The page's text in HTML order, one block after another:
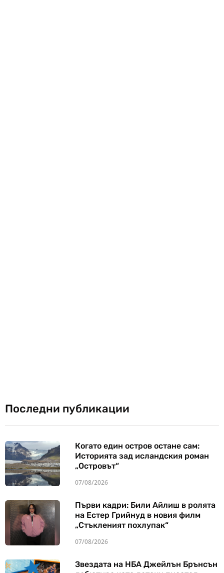
Последни публикации
Когато един остров остане сам:
Историята зад исландския роман
„Островът“
07/08/2026
Първи кадри: Били Айлиш в ролята
на Естер Грийнуд в новия филм
„Стъкленият похлупак“
07/08/2026
Звездата на НБА Джейлън Брънсън